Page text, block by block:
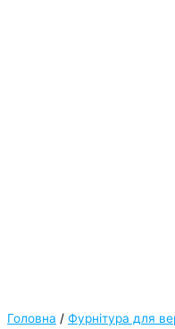
Головна / Фурнітура для